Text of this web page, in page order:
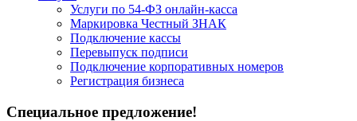
Услуги по 54-ФЗ онлайн-касса
Маркировка Честный ЗНАК
Подключение кассы
Перевыпуск подписи
Подключение корпоративных номеров
Регистрация бизнеса
Специальное предложение!